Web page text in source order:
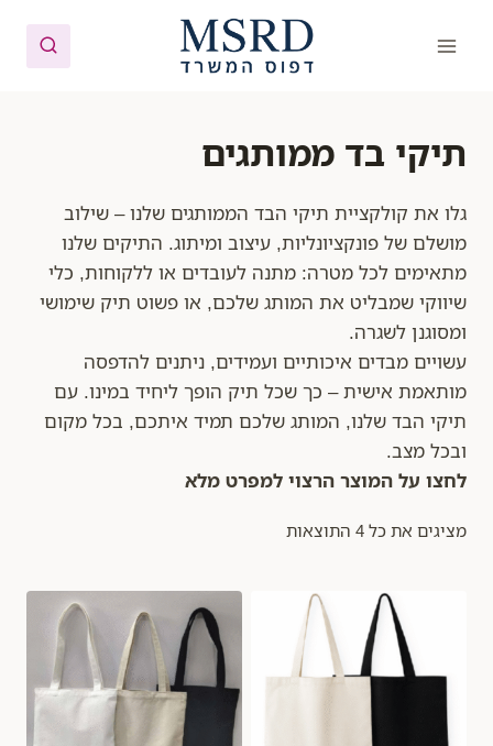
תיקי בד ממותגים
גלו את קולקציית תיקי הבד הממותגים שלנו – שילוב
מושלם של פונקציונליות, עיצוב ומיתוג. התיקים שלנו
מתאימים לכל מטרה: מתנה לעובדים או ללקוחות, כלי
שיווקי שמבליט את המותג שלכם, או פשוט תיק שימושי
ומסוגנן לשגרה.
עשויים מבדים איכותיים ועמידים, ניתנים להדפסה
מותאמת אישית – כך שכל תיק הופך ליחיד במינו. עם
תיקי הבד שלנו, המותג שלכם תמיד איתכם, בכל מקום
ובכל מצב.
לחצו על המוצר הרצוי למפרט מלא
מציגים את כל ⁦4⁩ התוצאות